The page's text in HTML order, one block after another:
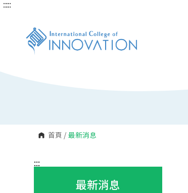
跳
:::
首頁 / 最新消息
:::
最新消息
:::